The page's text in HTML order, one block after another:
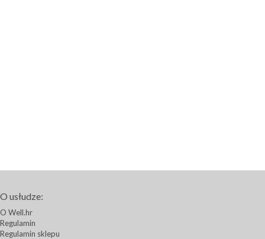
O usłudze:
O Well.hr
Regulamin
Regulamin sklepu